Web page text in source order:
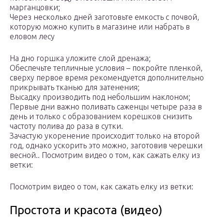
марганцовки;
Через несколько дней заготовьте емкость с почвой,
которую можно купить в магазине или набрать в
еловом лесу
На дно горшка уложите слой дренажа;
Обеспечьте тепличные условия – покройте пленкой,
сверху первое время рекомендуется дополнительно
прикрывать тканью для затенения;
Высадку производить под небольшим наклоном;
Первые дни важно поливать саженцы четыре раза в
день и только с образованием корешков снизить
частоту полива до раза в сутки.
Зачастую укоренение происходит только на второй
год, однако ускорить это можно, заготовив черешки
весной.. Посмотрим видео о том, как сажать елку из
ветки:
Посмотрим видео о том, как сажать елку из ветки:
Простота и красота (видео)